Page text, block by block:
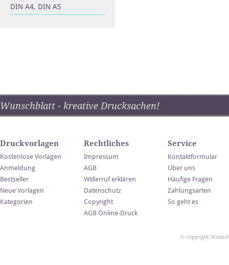
DIN A4, DIN A5
Wunschblatt - kreative Drucksachen!
Druckvorlagen
Kostenlose Vorlagen
Anmeldung
Bestseller
Neue Vorlagen
Kategorien
Rechtliches
Impressum
AGB
Widerruf erklären
Datenschutz
Copyright
AGB Online-Druck
Service
Kontaktformular
Über uns
Häufige Fragen
Zahlungsarten
So geht es
© copyright